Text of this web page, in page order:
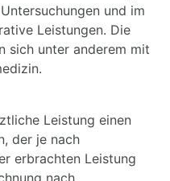
und im
Leistungen. Die
sich unter anderem mit
Leistung einen
der je nach
erbrachten Leistung
nach